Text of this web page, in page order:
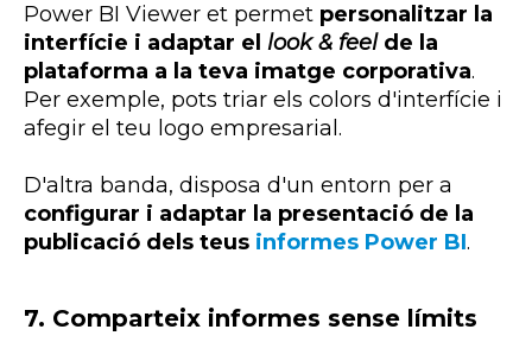
Power BI Viewer et permet personalitzar la
interfície i adaptar el look & feel de la
plataforma a la teva imatge corporativa.
Per exemple, pots triar els colors d'interfície i
afegir el teu logo empresarial.
D'altra banda, disposa d'un entorn per a
configurar i adaptar la presentació de la
publicació dels teus informes Power BI.
7. Comparteix informes sense límits